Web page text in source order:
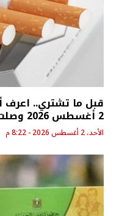
قبل ما تشتري.. اعرف
2 أغسطس 2026 وصلت لفين
الأحد، 2 أغسطس 2026 - 8:22 م